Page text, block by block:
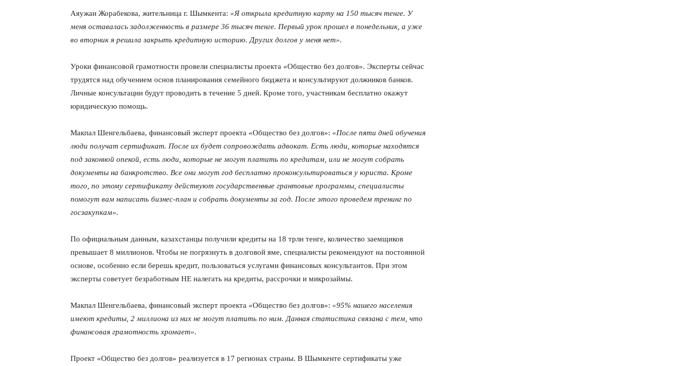
Аяужан Жорабекова, жительница г. Шымкента: «Я открыла кредитную карту на 150 тысяч тенге. У
меня оставалась задолженность в размере 36 тысяч тенге. Первый урок прошел в понедельник, а уже
во вторник я решила закрыть кредитную историю. Других долгов у меня нет».
Уроки финансовой грамотности провели специалисты проекта «Общество без долгов». Эксперты сейчас
трудятся над обучением основ планирования семейного бюджета и консультируют должников банков.
Личные консультации будут проводить в течение 5 дней. Кроме того, участникам бесплатно окажут
юридическую помощь.
Макпал Шенгельбаева, финансовый эксперт проекта «Общество без долгов»: «После пяти дней обучения
люди получат сертификат. После их будет сопровождать адвокат. Есть люди, которые находятся
под законной опекой, есть люди, которые не могут платить по кредитам, или не могут собрать
документы на банкротство. Все они могут год бесплатно проконсультироваться у юриста. Кроме
того, по этому сертификату действуют государственные грантовые программы, специалисты
помогут вам написать бизнес-план и собрать документы за год. После этого проведем тренинг по
госзакупкам».
По официальным данным, казахстанцы получили кредиты на 18 трлн тенге, количество заемщиков
превышает 8 миллионов. Чтобы не погрязнуть в долговой яме, специалисты рекомендуют на постоянной
основе, особенно если берешь кредит, пользоваться услугами финансовых консультантов. При этом
эксперты советует безработным НЕ налегать на кредиты, рассрочки и микрозаймы.
Макпал Шенгельбаева, финансовый эксперт проекта «Общество без долгов»: «95% нашего населения
имеют кредиты, 2 миллиона из них не могут платить по ним. Данная статистика связана с тем, что
финансовая грамотность хромает».
Проект «Общество без долгов» реализуется в 17 регионах страны. В Шымкенте сертификаты уже